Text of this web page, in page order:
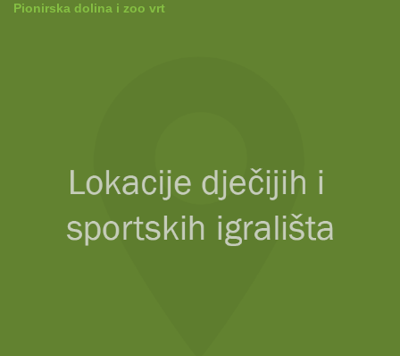
Pionirska dolina i zoo vrt